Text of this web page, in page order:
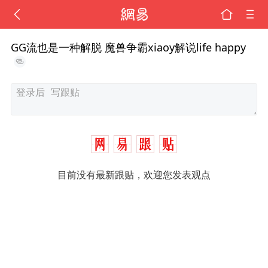
GG流也是一种解脱 魔兽争霸xiaoy解说life happy
目前没有最新跟贴，欢迎您发表观点